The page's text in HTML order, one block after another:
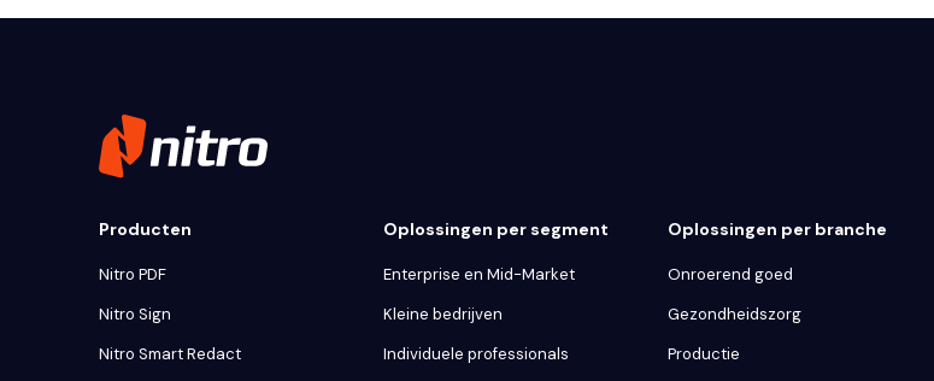
Producten
Nitro PDF
Nitro Sign
Nitro Smart Redact
Oplossingen per segment
Enterprise en Mid-Market
Kleine bedrijven
Individuele professionals
Oplossingen per branche
Onroerend goed
Gezondheidszorg
Productie